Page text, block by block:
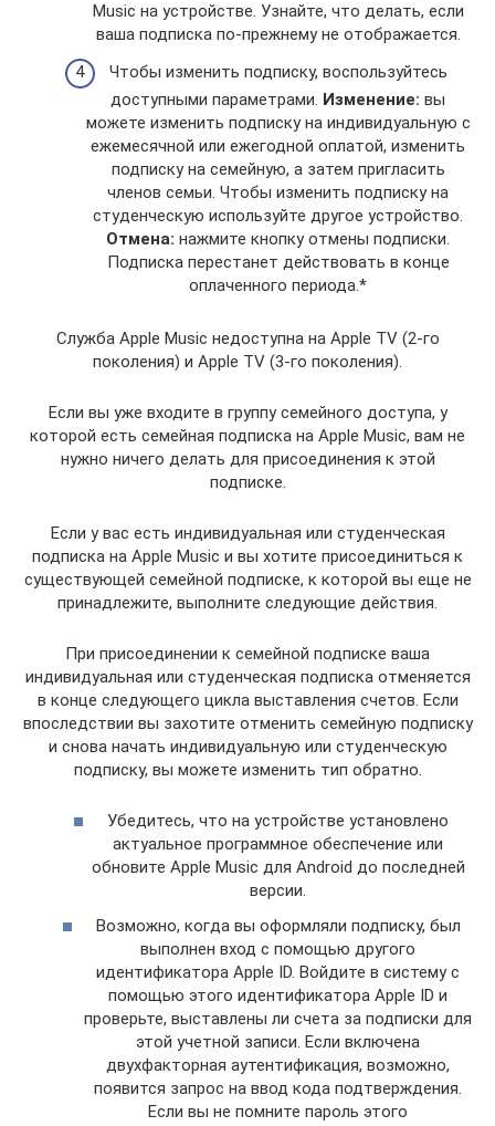
Music на устройстве. Узнайте, что делать, если
ваша подписка по-прежнему не отображается.
Чтобы изменить подписку, воспользуйтесь
доступными параметрами. Изменение: вы
можете изменить подписку на индивидуальную с
ежемесячной или ежегодной оплатой, изменить
подписку на семейную, а затем пригласить
членов семьи. Чтобы изменить подписку на
студенческую используйте другое устройство.
Отмена: нажмите кнопку отмены подписки.
Подписка перестанет действовать в конце
оплаченного периода.*
Служба Apple Music недоступна на Apple TV (2-го
поколения) и Apple TV (3-го поколения).
Если вы уже входите в группу семейного доступа, у
которой есть семейная подписка на Apple Music, вам не
нужно ничего делать для присоединения к этой
подписке.
Если у вас есть индивидуальная или студенческая
подписка на Apple Music и вы хотите присоединиться к
существующей семейной подписке, к которой вы еще не
принадлежите, выполните следующие действия.
При присоединении к семейной подписке ваша
индивидуальная или студенческая подписка отменяется
в конце следующего цикла выставления счетов. Если
впоследствии вы захотите отменить семейную подписку
и снова начать индивидуальную или студенческую
подписку, вы можете изменить тип обратно.
Убедитесь, что на устройстве установлено
актуальное программное обеспечение или
обновите Apple Music для Android до последней
версии.
Возможно, когда вы оформляли подписку, был
выполнен вход с помощью другого
идентификатора Apple ID. Войдите в систему с
помощью этого идентификатора Apple ID и
проверьте, выставлены ли счета за подписки для
этой учетной записи. Если включена
двухфакторная аутентификация, возможно,
появится запрос на ввод кода подтверждения.
Если вы не помните пароль этого